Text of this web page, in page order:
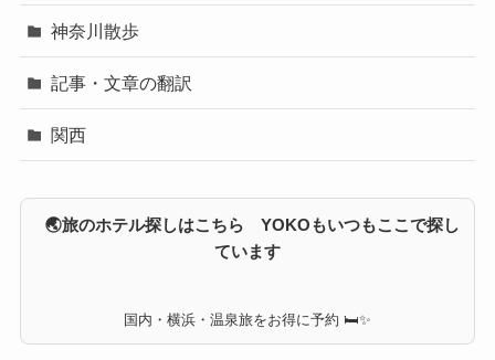
神奈川散歩
記事・文章の翻訳
関西
🌏旅のホテル探しはこちら YOKOもいつもここで探し
ています